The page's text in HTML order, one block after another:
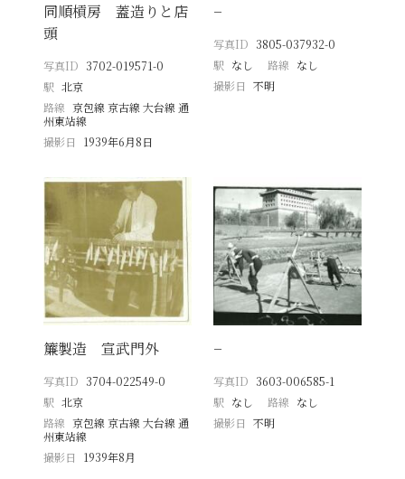
同順槓房 蓋造りと店
頭
写真ID 3702-019571-0
駅 北京
路線 京包線 京古線 大台線 通
州東站線
撮影日
1939年6月8日
−
写真ID 3805-037932-0
駅 なし 路線 なし
撮影日 不明
簾製造 宣武門外
写真ID 3704-022549-0
駅 北京
路線 京包線 京古線 大台線 通
州東站線
撮影日
1939年8月
−
写真ID 3603-006585-1
駅 なし 路線 なし
撮影日 不明